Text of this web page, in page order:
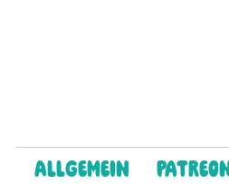
Allgemein